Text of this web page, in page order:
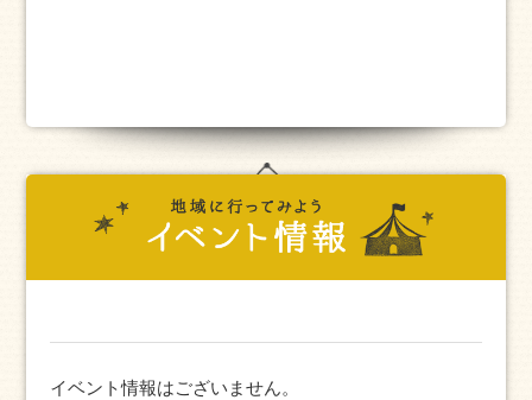
イベント情報はございません。